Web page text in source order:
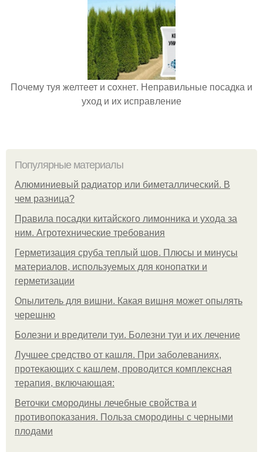
Почему туя желтеет и сохнет. Неправильные посадка и
уход и их исправление
Популярные материалы
Алюминиевый радиатор или биметаллический. В
чем разница?
Правила посадки китайского лимонника и ухода за
ним. Агротехнические требования
Герметизация сруба теплый шов. Плюсы и минусы
материалов, используемых для конопатки и
герметизации
Опылитель для вишни. Какая вишня может опылять
черешню
Болезни и вредители туи. Болезни туи и их лечение
Лучшее средство от кашля. При заболеваниях,
протекающих с кашлем, проводится комплексная
терапия, включающая:
Веточки смородины лечебные свойства и
противопоказания. Польза смородины с черными
плодами